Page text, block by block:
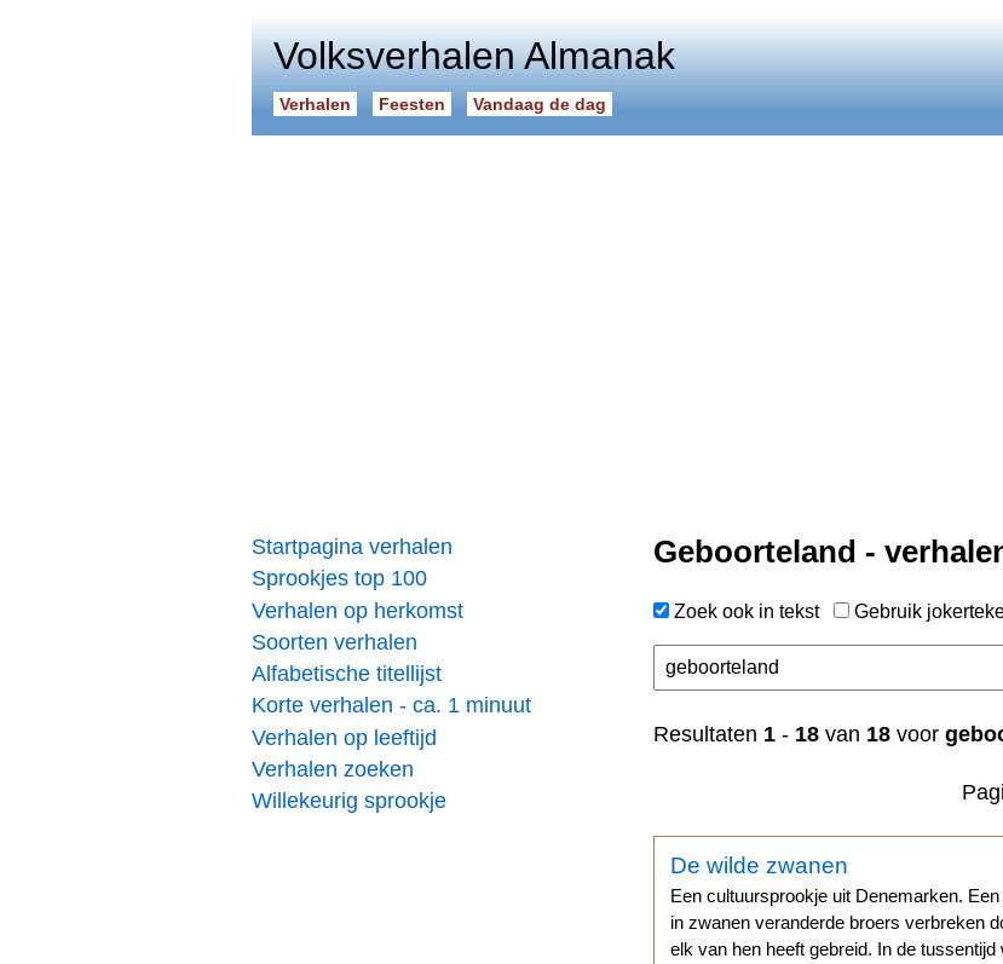
Volksverhalen Almanak
Verhalen Feesten Vandaag de dag
Startpagina verhalen
Sprookjes top 100
Verhalen op herkomst
Soorten verhalen
Alfabetische titellijst
Korte verhalen - ca. 1 minuut
Verhalen op leeftijd
Verhalen zoeken
Willekeurig sprookje
Geboorteland -
Zoek ook in tekst Gebruik
Resultaten 1 - 18 van 18 voor
De wilde zwanen
Een cultuursprookje uit Denemarken.
in zwanen veranderde broers verbreken
elk van hen heeft gebreid. In de